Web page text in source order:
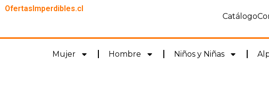
OfertasImperdibles.cl
Catálogo
Mujer Hombre Niños y Niñas